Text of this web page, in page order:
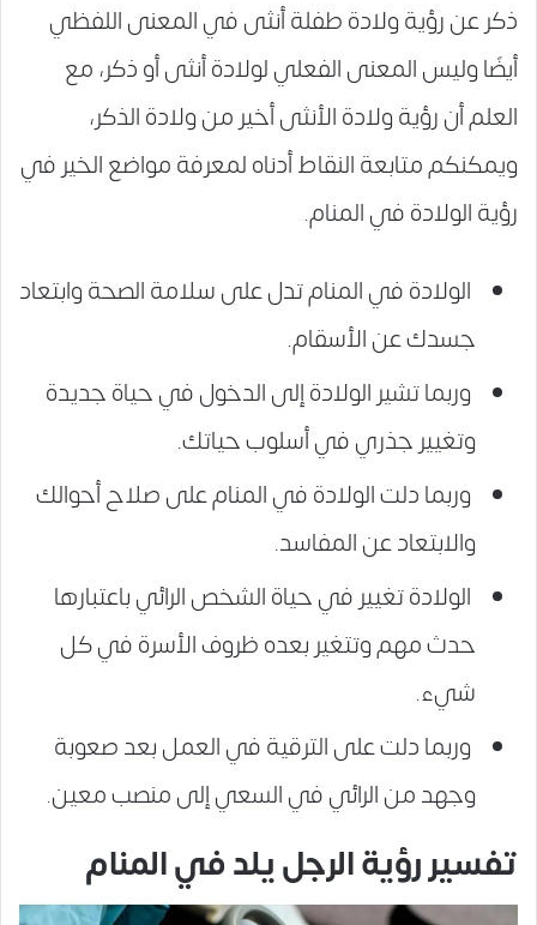
ذكر عن رؤية ولادة طفلة أنثى في المعنى اللفظي
أيضًا وليس المعنى الفعلي لولادة أنثى أو ذكر، مع
العلم أن رؤية ولادة الأنثى أخير من ولادة الذكر،
ويمكنكم متابعة النقاط أدناه لمعرفة مواضع الخير في
رؤية الولادة في المنام.
الولادة في المنام تدل على سلامة الصحة وابتعاد
جسدك عن الأسقام.
وربما تشير الولادة إلى الدخول في حياة جديدة
وتغيير جذري في أسلوب حياتك.
وربما دلت الولادة في المنام على صلاح أحوالك
والابتعاد عن المفاسد.
الولادة تغيير في حياة الشخص الرائي باعتبارها
حدث مهم وتتغير بعده ظروف الأسرة في كل
شيء.
وربما دلت على الترقية في العمل بعد صعوبة
وجهد من الرائي في السعي إلى منصب معين.
تفسير رؤية الرجل يلد في المنام